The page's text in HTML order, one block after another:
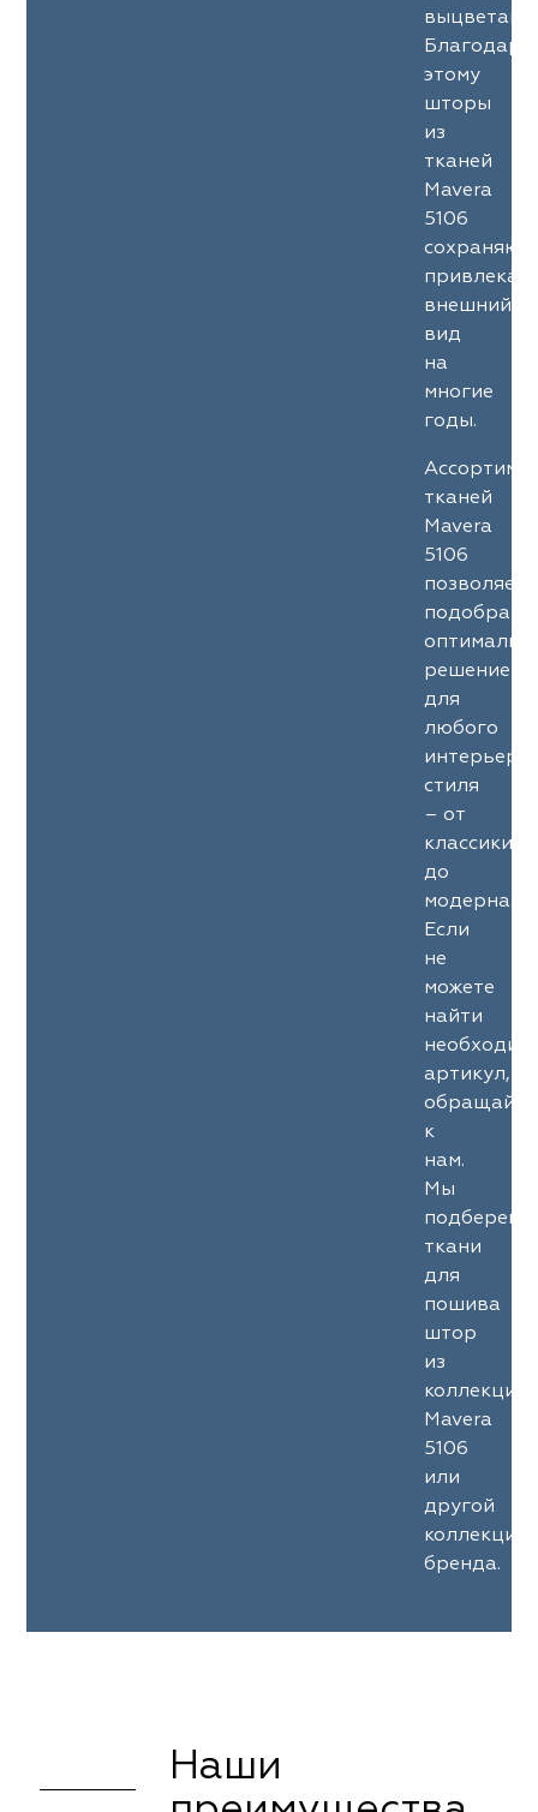
Благодаря
этому
шторы
из
тканей
Mavera
5106
сохраняют
внешний
вид
на
многие
годы.
тканей
Mavera
5106
позволяет
подобрать
решение
для
любого
стиля
– от
классики
до
модерна.
Если
не
можете
найти
артикул,
к
нам.
Мы
подберем
ткани
для
пошива
штор
из
Mavera
5106
или
другой
коллекции
бренда.
Наши